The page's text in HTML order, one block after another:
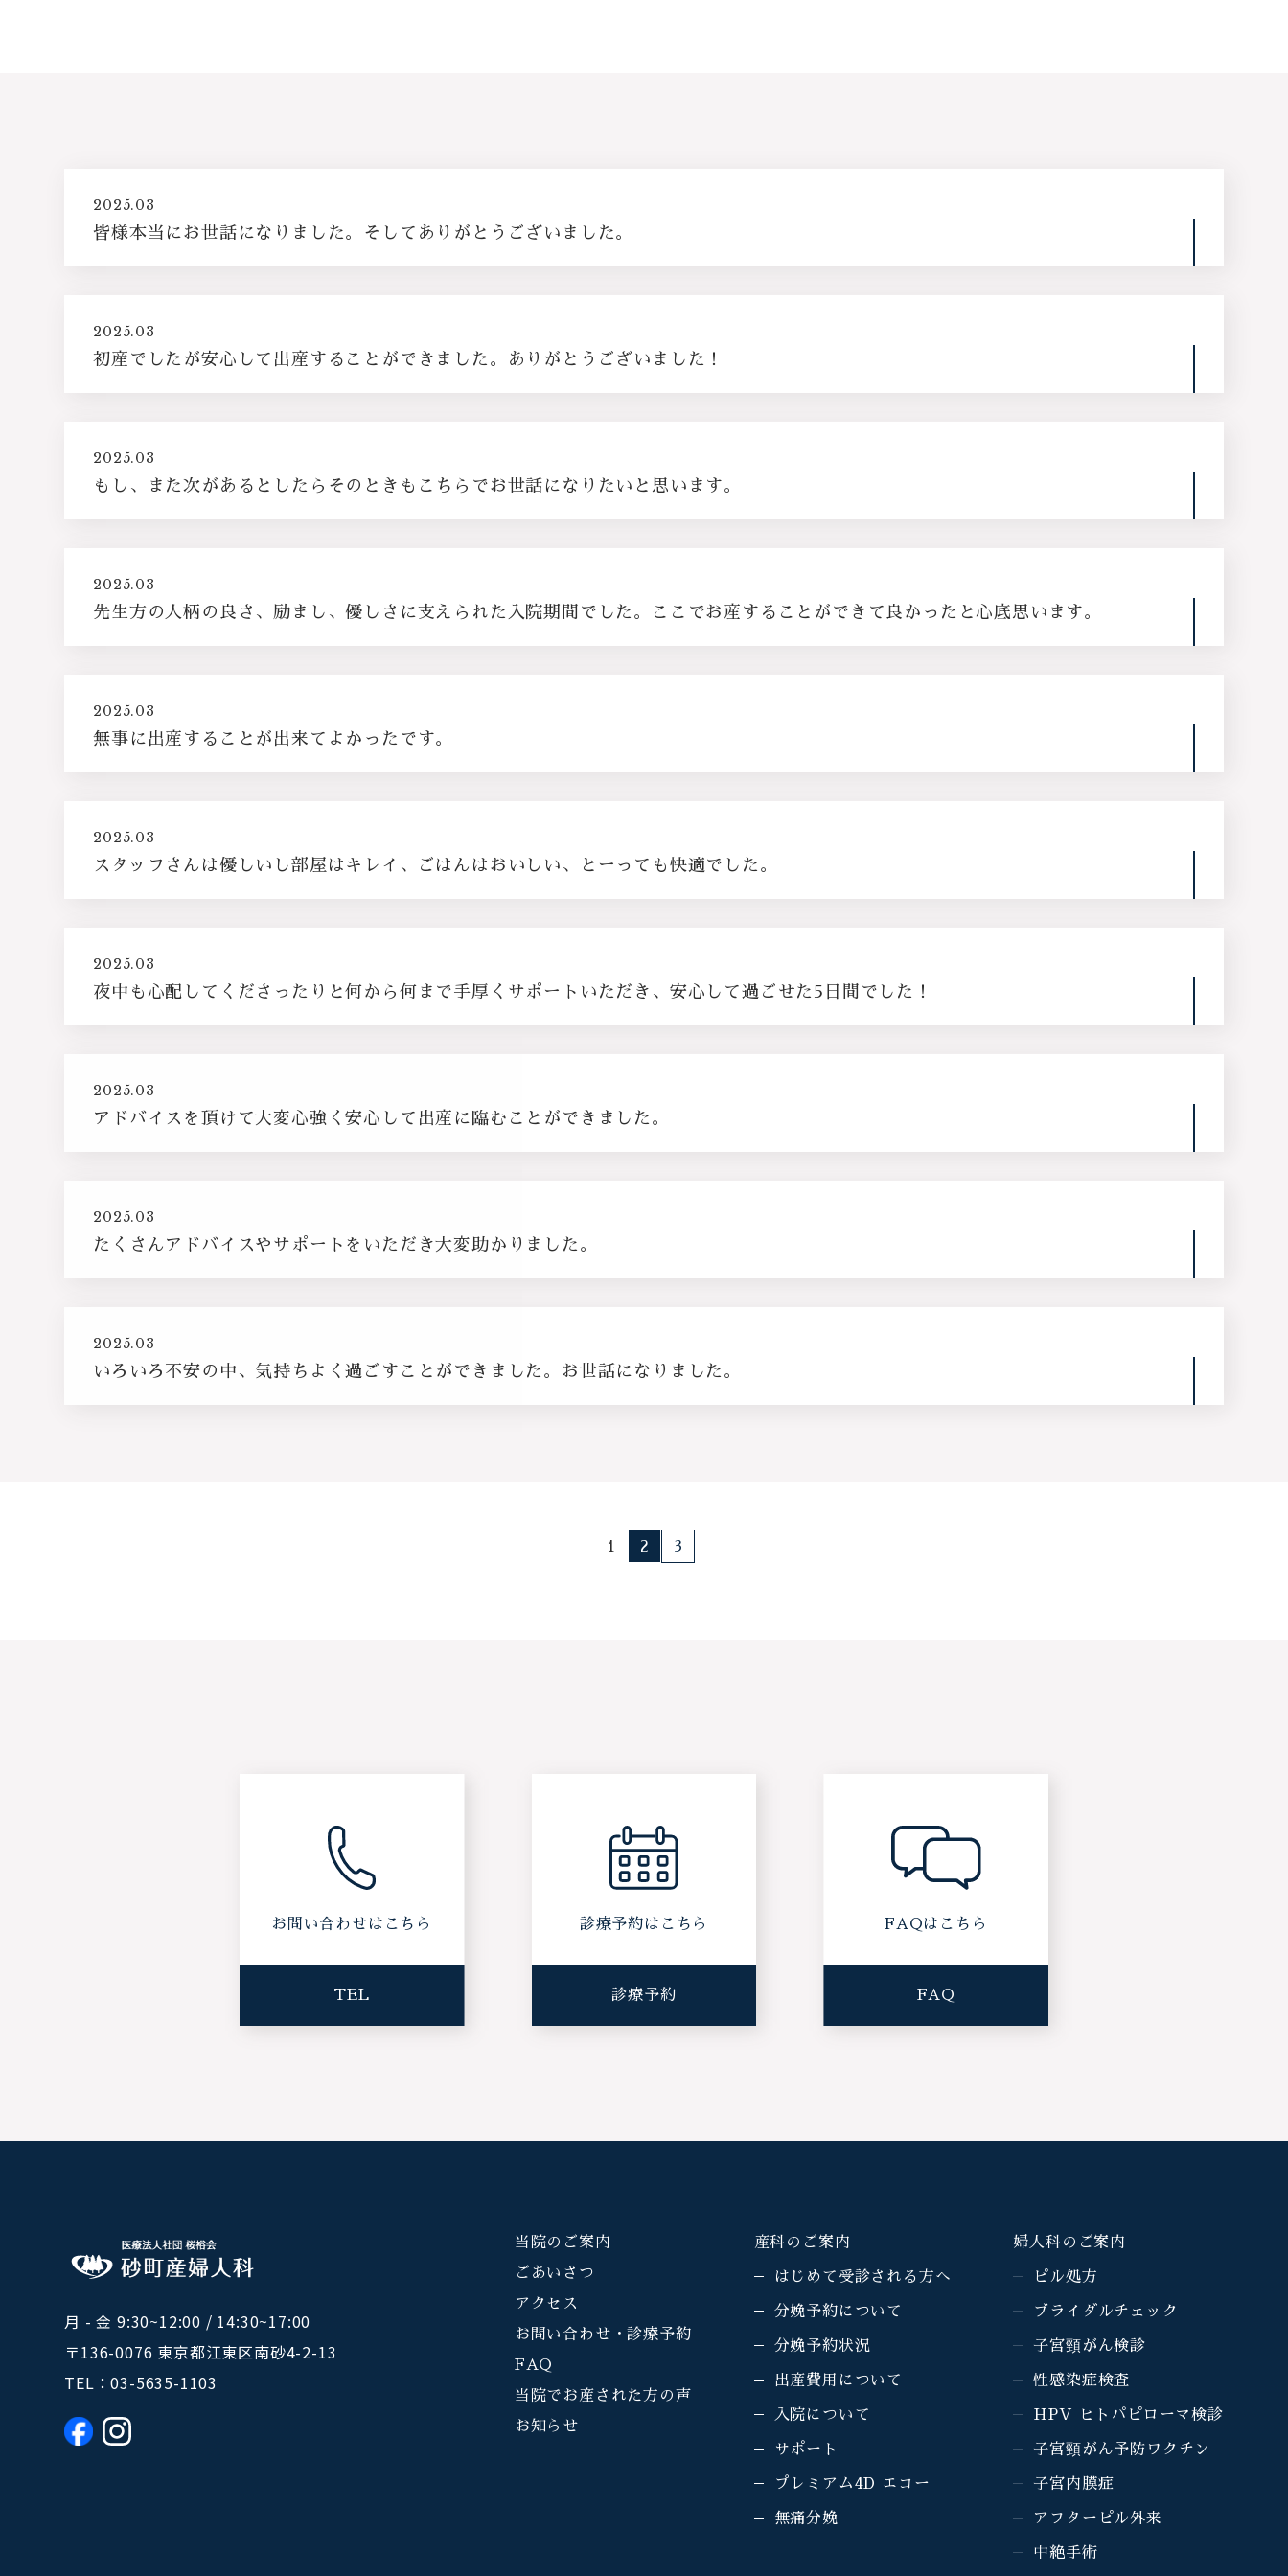
2025.03
皆様本当にお世話になりました。そしてありがとうございました。
2025.03
初産でしたが安心して出産することができました。ありがとうございました！
2025.03
もし、また次があるとしたらそのときもこちらでお世話になりたいと思います。
2025.03
先生方の人柄の良さ、励まし、優しさに支えられた入院期間でした。ここでお産することができて良かったと心底思います。
2025.03
無事に出産することが出来てよかったです。
2025.03
スタッフさんは優しいし部屋はキレイ、ごはんはおいしい、とーっても快適でした。
2025.03
夜中も心配してくださったりと何から何まで手厚くサポートいただき、安心して過ごせた5日間でした！
2025.03
アドバイスを頂けて大変心強く安心して出産に臨むことができました。
2025.03
たくさんアドバイスやサポートをいただき大変助かりました。
2025.03
いろいろ不安の中、気持ちよく過ごすことができました。お世話になりました。
1 2 3
お問い合わせはこちら
TEL
診療予約はこちら
診療予約
FAQはこちら
FAQ
月 - 金 9:30~12:00 / 14:30~17:00
〒136-0076 東京都江東区南砂4-2-13
TEL：03-5635-1103
当院のご案内
ごあいさつ
アクセス
お問い合わせ・診療予約
FAQ
当院でお産された方の声
お知らせ
産科のご案内
はじめて受診される方へ
分娩予約について
分娩予約状況
出産費用について
入院について
サポート
プレミアム4D エコー
無痛分娩
婦人科のご案内
ピル処方
ブライダルチェック
子宮頸がん検診
性感染症検査
HPV ヒトパピローマ検診
子宮頸がん予防ワクチン
子宮内膜症
アフターピル外来
中絶手術